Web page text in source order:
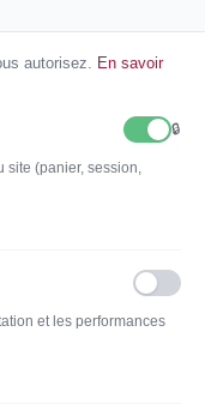
entre amis
autorisez. En savoir
🔒
site (panier, session,
et les performances